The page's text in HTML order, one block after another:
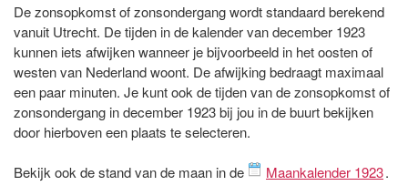
De zonsopkomst of zonsondergang wordt standaard berekend
vanuit Utrecht. De tijden in de kalender van december 1923
kunnen iets afwijken wanneer je bijvoorbeeld in het oosten of
westen van Nederland woont. De afwijking bedraagt maximaal
een paar minuten. Je kunt ook de tijden van de zonsopkomst of
zonsondergang in december 1923 bij jou in de buurt bekijken
door hierboven een plaats te selecteren.
Bekijk ook de stand van de maan in de Maankalender 1923.